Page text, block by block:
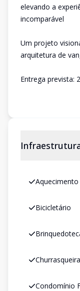
elevando a
incomparável
Um projeto
arquitetura de
Entrega prevista:
Aquecimento
Bicicletário
Condomínio